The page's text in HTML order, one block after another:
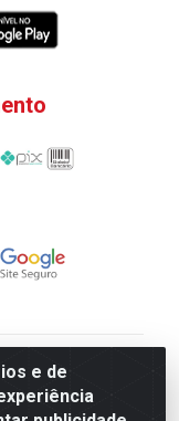
e de
132 - Praça da
135 - CNPJ